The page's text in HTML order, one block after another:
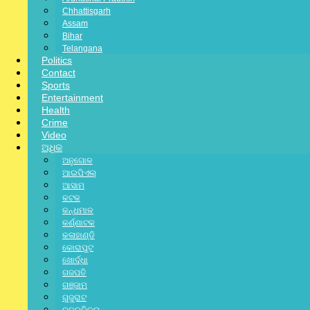
Chhattisgarh
Assam
Bihar
Telangana
Politics
Contact
Sports
Entertainment
Health
Crime
Video
ଅଧିକ
ଅନୁଗୋଳ
ଆଇପିଏଲ୍
ଆସାମ
କଟକ
କନ୍ଧମାଳ
କର୍ଣ୍ଣାଟକ
କଳାହାଣ୍ଡି
କୋରାପୁଟ
ଖୋର୍ଦ୍ଧା
ଗଜପତି
ଗଞ୍ଜାମ
ଗୁଜୁରାଟ
Related Posts: